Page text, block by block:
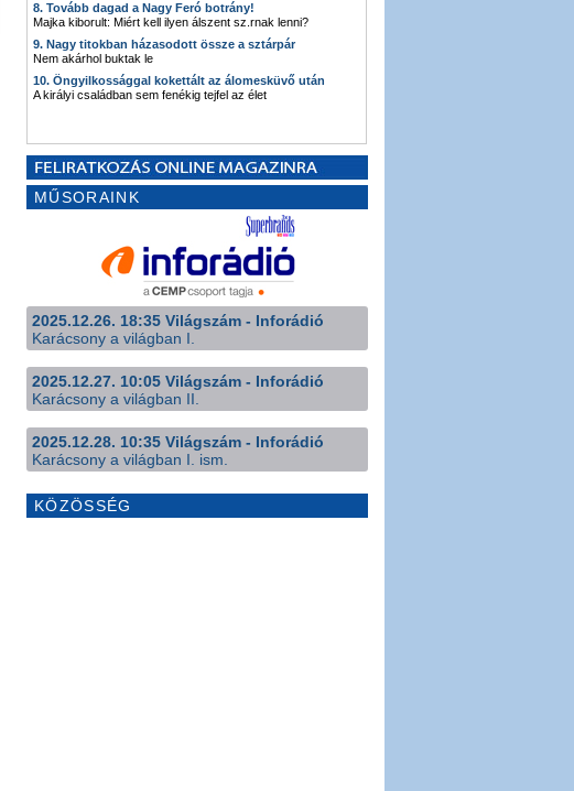
8. Tovább dagad a Nagy Feró botrány!
Majka kiborult: Miért kell ilyen álszent sz.rnak lenni?
9. Nagy titokban házasodott össze a sztárpár
Nem akárhol buktak le
10. Öngyilkossággal kokettált az álomesküvő után
A királyi családban sem fenékig tejfel az élet
MŰSORAINK
2025.12.26. 18:35 Világszám - Inforádió
Karácsony a világban I.
2025.12.27. 10:05 Világszám - Inforádió
Karácsony a világban II.
2025.12.28. 10:35 Világszám - Inforádió
Karácsony a világban I. ism.
KÖZÖSSÉG